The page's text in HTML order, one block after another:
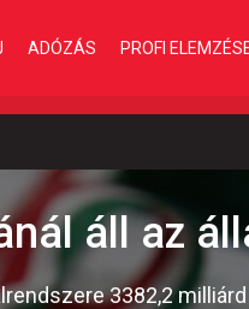
ADÓZÁS PROFI
áll az
3382,2